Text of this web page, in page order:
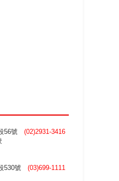
56號 (02)2931-3416
530號 (03)699-1111